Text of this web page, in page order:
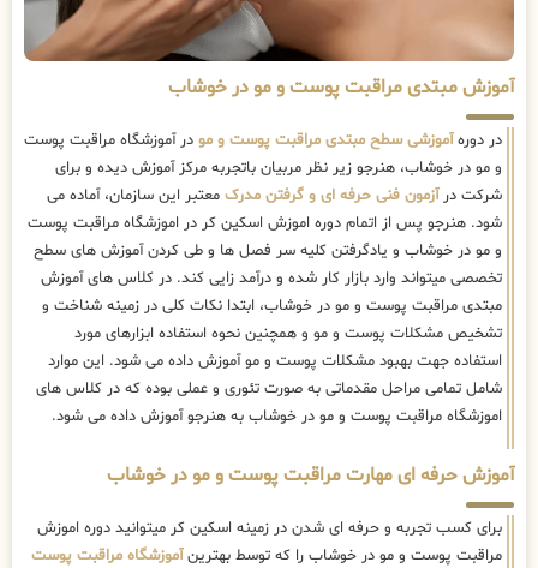
آموزش مبتدی مراقبت پوست و مو در خوشاب
در دورهآموزشی سطح مبتدی مراقبت پوست و مو در آموزشگاه مراقبت پوست
و مو در خوشاب، هنرجو زیر نظر مربیان باتجربه مرکز آموزش دیده و برای
شرکت درآزمون فنی حرفه ای و گرفتن مدرک معتبر این سازمان، آماده می
شود. هنرجو پس از اتمام دوره اموزش اسکین کر در اموزشگاه مراقبت پوست
و مو در خوشاب و یادگرفتن کلیه سر فصل ها و طی کردن آموزش های سطح
تخصصی میتواند وارد بازار کار شده و درآمد زایی کند. در کلاس های آموزش
مبتدی مراقبت پوست و مو در خوشاب، ابتدا نکات کلی در زمینه شناخت و
تشخیص مشکلات پوست و مو و همچنین نحوه استفاده ابزارهای مورد
استفاده جهت بهبود مشکلات پوست و مو آموزش داده می شود. این موارد
شامل تمامی مراحل مقدماتی به صورت تئوری و عملی بوده که در کلاس های
اموزشگاه مراقبت پوست و مو در خوشاب به هنرجو آموزش داده می شود.
آموزش حرفه ای مهارت مراقبت پوست و مو در خوشاب
برای کسب تجربه و حرفه ای شدن در زمینه اسکین کر میتوانید دوره اموزش
مراقبت پوست و مو در خوشاب را که توسط بهترینآموزشگاه مراقبت پوست